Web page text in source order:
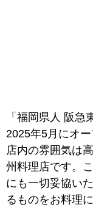
「福岡県人 阪急
2025年5月にオ
店内の雰囲気は
州料理店です。
にも一切妥協い
るものをお料理